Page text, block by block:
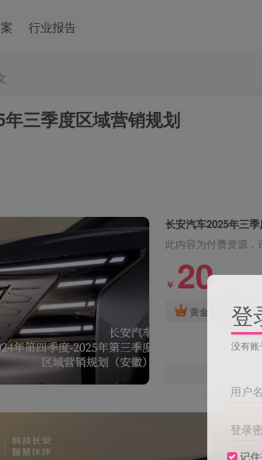
行业报告
三季度区域营销规划
长安汽车2025年三
此内容为付费资源，
￥ 20
黄金会员 免费
登
没有
用户
登录
记